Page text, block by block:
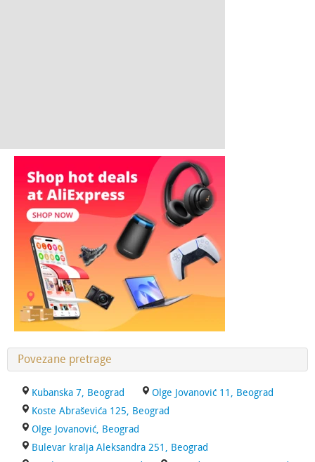
Povezane pretrage
Kubanska 7, Beograd
Olge Jovanović 11, Beograd
Koste Abraševića 125, Beograd
Olge Jovanović, Beograd
Bulevar kralja Aleksandra 251, Beograd